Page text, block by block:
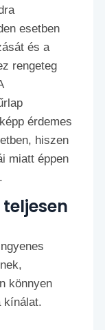
esetben
és a
rengeteg
érdemes
hiszen
miatt éppen
könnyen
kínálat.